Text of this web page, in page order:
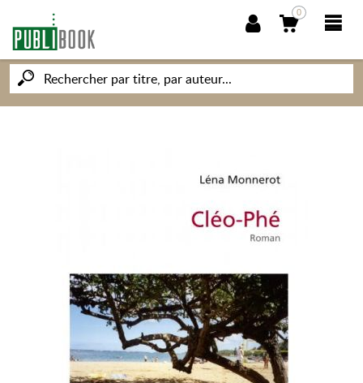
0
NOUVEAUTÉS
SOCIÉTÉ DES ÉCRIVAINS
CONNAISSANCES ET SAVOIRS
MON PETIT ÉDITEUR